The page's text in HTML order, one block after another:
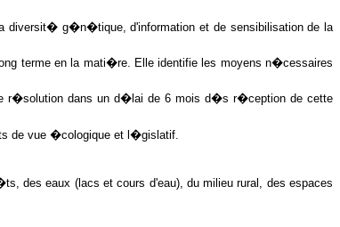
diversit� g�n�tique, d'information et de sensibilisation de la
terme en la mati�re. Elle identifie les moyens n�cessaires
r�solution dans un d�lai de 6 mois d�s r�ception de cette
de vue �cologique et l�gislatif.
des eaux (lacs et cours d'eau), du milieu rural, des espaces